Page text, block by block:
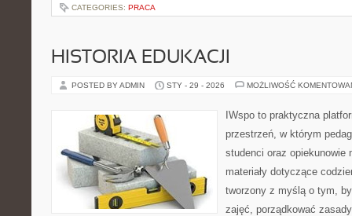
CATEGORIES: PRACA
HISTORIA EDUKACJI
POSTED BY ADMIN STY - 29 - 2026 MOŻLIWOŚĆ
IWspo to praktyczna
przestrzeń, w którym
studenci oraz opiekunowie
materiały dotyczące
tworzony z myślą o tym,
zajęć, porządkować